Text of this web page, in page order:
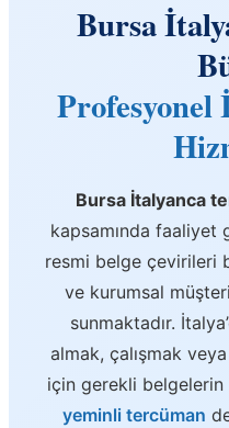
Bursa
Bursa İtalyanca
kapsamında faaliyet
resmi belge çevirileri
ve kurumsal
sunmaktadır.
almak, çalışmak
için gerekli belgelerin
yeminli tercüman